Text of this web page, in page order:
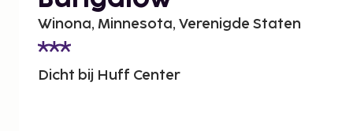
Winona, Minnesota, Verenigde Staten
Dicht bij Huff Center